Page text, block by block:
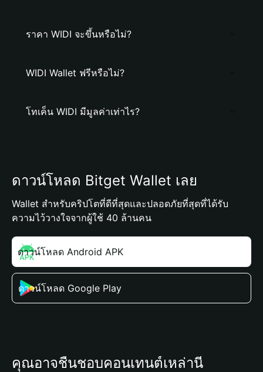
ราคา WIDI จะขึ้นหรือไม่?
WIDI Wallet ฟรีหรือไม่?
โทเค็น WIDI มีมูลค่าเท่าไร?
ดาวน์โหลด Bitget Wallet เลย
Wallet สำหรับคริปโตที่ดีที่สุดและปลอดภัยที่สุดที่ได้รับ
ความไว้วางใจจากผู้ใช้ 40 ล้านคน
ดาวน์โหลด Android APK
ดาวน์โหลด Google Play
คุณอาจชื่นชอบคอนเทนต์เหล่านี้